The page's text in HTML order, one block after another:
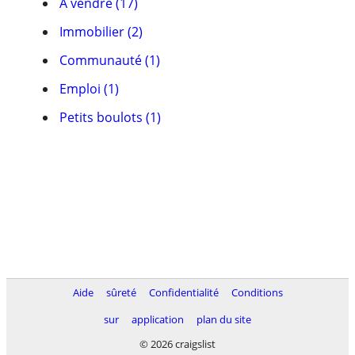
Immobilier (2)
Communauté (1)
Emploi (1)
Petits boulots (1)
Aide sûreté Confidentialité
Conditions
sur
application
plan du site
© 2026 craigslist